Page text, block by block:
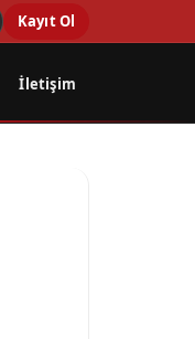
Kayıt Ol
İletişim